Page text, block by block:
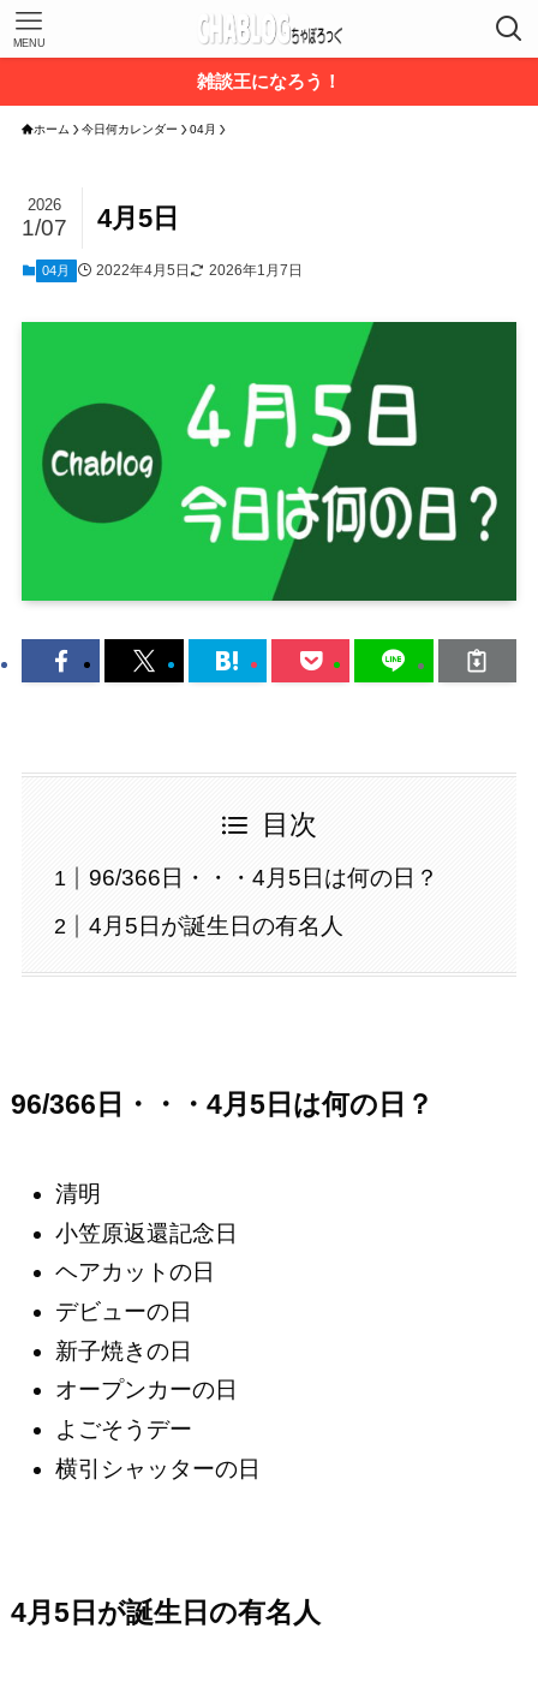
MENU
雑談王になろう！
ホーム 今日何カレンダー 04月
4月5日
2026
1/07
04月 2022年4月5日 2026年1月7日
目次
96/366日・・・4月5日は何の日？
4月5日が誕生日の有名人
96/366日・・・4月5日は何の日？
清明
小笠原返還記念日
ヘアカットの日
デビューの日
新子焼きの日
オープンカーの日
よごそうデー
横引シャッターの日
4月5日が誕生日の有名人